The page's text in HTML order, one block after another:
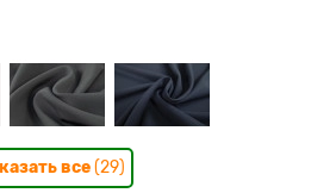
все(29)